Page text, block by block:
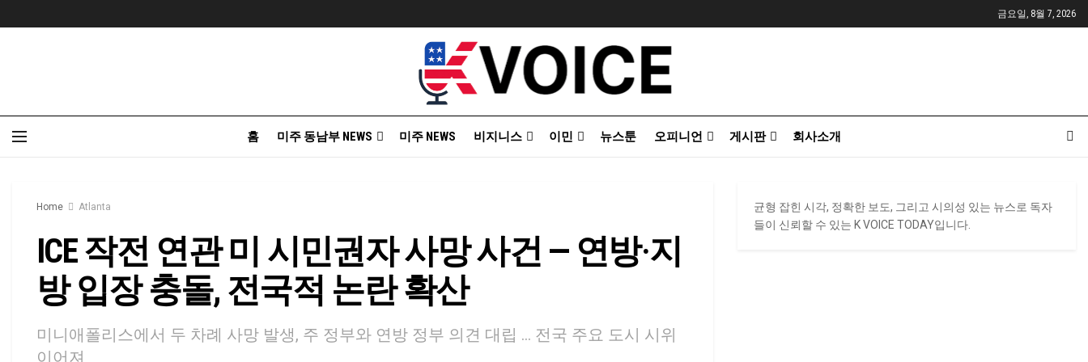
금요일, 8월 7, 2026
홈 미주 동남부 NEWS 미주 NEWS 비지니스 이민 뉴스툰 오피니언 게시판 회사소개
Home Atlanta
ICE 작전 연관 미 시민권자 사망 사건 — 연방·지
방 입장 충돌, 전국적 논란 확산
미니애폴리스에서 두 차례 사망 발생, 주 정부와 연방 정부 의견 대립 … 전국 주요 도시 시위
이어져
균형 잡힌 시각, 정확한 보도, 그리고 시의성 있는 뉴스로 독자
들이 신뢰할 수 있는 K VOICE TODAY입니다.